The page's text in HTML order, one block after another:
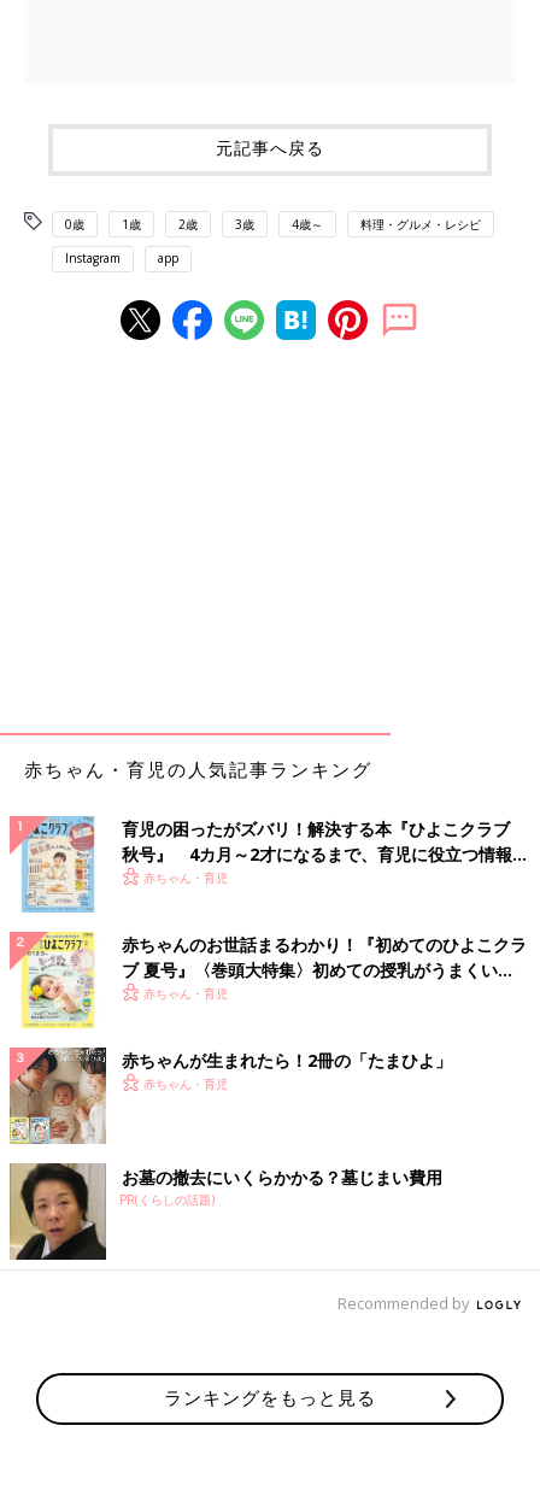
元記事へ戻る
0歳 1歳 2歳 3歳 4歳～ 料理・グルメ・レシピ
Instagram app
赤ちゃん・育児の人気記事ランキング
育児の困ったがズバリ！解決する本『ひよこクラブ
秋号』 4カ月～2才になるまで、育児に役立つ情報が
いっぱい！
赤ちゃん・育児
赤ちゃんのお世話まるわかり！『初めてのひよこクラ
ブ 夏号』〈巻頭大特集〉初めての授乳がうまくい
く！ おっぱい・ミルクの基本と夏のトラブル 解決テ
赤ちゃん・育児
赤ちゃんが生まれたら！2冊の「たまひよ」
赤ちゃん・育児
お墓の撤去にいくらかかる？墓じまい費用
PR(くらしの話題)
Recommended by
ランキングをもっと見る